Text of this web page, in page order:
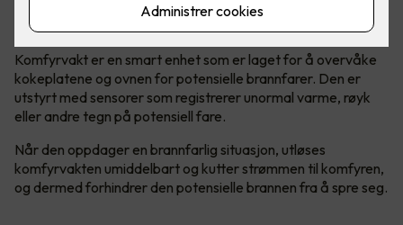
Hva er en komfyrvakt?
Komfyrvakt er en smart enhet som er laget for å overvåke
kokeplatene og ovnen for potensielle brannfarer. Den er
utstyrt med sensorer som registrerer unormal varme, røyk
eller andre tegn på potensiell fare.
Når den oppdager en brannfarlig situasjon, utløses
komfyrvakten umiddelbart og kutter strømmen til komfyren,
og dermed forhindrer den potensielle brannen fra å spre seg.